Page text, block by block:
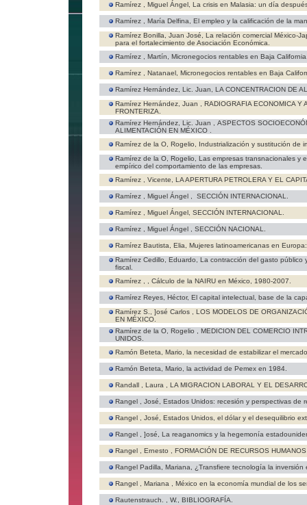
Ramírez , Miguel Ángel, La crisis en Malasia: un día
Ramírez , María Delfina, El empleo y la calificación de la
Ramírez Bonilla, Juan José, La relación comercial México-
para el fortalecimiento de Asociación Económica.
Ramírez , Martín, Micronegocios rentables en Baja
Ramírez , Natanael, Micronegocios rentables en Baja
Ramírez Hernández, Lic. Juan, LA CONCENTRACION DE
Ramírez Hernández, Juan , RADIOGRAFIA ECONOMICA Y
FRONTERIZA.
Ramírez Hernández, Lic. Juan , ASPECTOS
ALIMENTACIÓN EN MÉXICO .
Ramírez de la O, Rogelio, Industrialización y sustitución de
Ramírez de la O, Rogelio, Las empresas transnacionales y
empírico del comportamiento de las empresas.
Ramírez , Vicente, LA APERTURA PETROLERA Y EL
Ramírez , Miguel Ángel , SECCIÓN INTERNACIONAL.
Ramírez , Miguel Ángel, SECCIÓN INTERNACIONAL.
Ramírez , Miguel Ángel , SECCIÓN NACIONAL.
Ramírez Bautista, Elia, Mujeres latinoamericanas en
Ramírez Cedillo, Eduardo, La contracción del gasto público
fiscal.
Ramírez , , Cálculo de la NAIRU en México, 1980-2007.
Ramírez Reyes, Héctor, El capital intelectual, base de la
Ramírez S., ]osé Carlos , LOS MODELOS DE
EN MÉXICO.
Ramírez de la O, Rogelio , MEDICION DEL COMERCIO
UNIDOS.
Ramón Beteta, Mario, la necesidad de estabilizar el
Ramón Beteta, Mario, la actividad de Pemex en 1984.
Randall , Laura , LA MIGRACION LABORAL Y EL
Rangel , José, Estados Unidos: recesión y perspectivas de
Rangel , José, Estados Unidos, el dólar y el desequilibrio
Rangel , ]osé, La reaganomics y la hegemonía
Rangel , Ernesto , FORMACIÓN DE RECURSOS
Rangel Padilla, Mariana, ¿Transfiere tecnología la inversión
Rangel , Mariana , México en la economía mundial de los
Rautenstrauch. , W., BIBLIOGRAFÍA.